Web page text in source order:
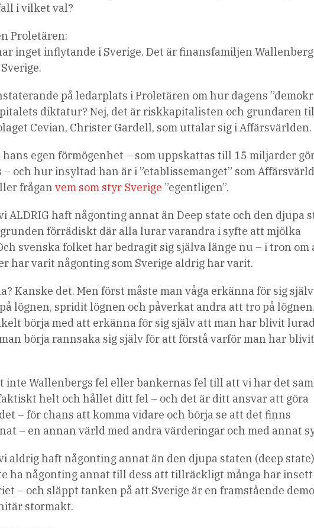
i vilket val?
Proletären:
inget inflytande i Sverige. Det är finansfamiljen
på ledarplats i Proletären om hur dagens
diktatur? Nej, det är riskkapitalisten och grundaren
Cevian, Christer Gardell, som uttalar sig i Affärsvärlden.
hans egen förmögenhet – som uppskattas till 15 miljarder
och hur insyltad han är i ”etablissemanget” som
fråganvem som styr Sverige”egentligen”.
ALDRIG haft någonting annat än Deep state och den djupa
förrädiskt där alla lurar varandra i syfte att mjölka
svenska folket har bedragit sig själva länge nu – i tron om
har varit någonting som Sverige aldrig har varit.
Kanske det. Men först måste man våga erkänna för sig
lögnen, spridit lögnen och påverkat andra att tro på
börja med att erkänna för sig själv att man har blivit
börja rannsaka sig själv för att förstå varför man har blivit
inte Wallenbergs fel eller bankernas fel till att vi har det
helt och hållet ditt fel – och det är ditt ansvar att göra
– för chans att komma vidare och börja se att det finns
– en annan värld med andra värderingar och med annat
aldrig haft någonting annat än den djupa staten (deep
ha någonting annat till dess att tillräckligt många har insett
– och släppt tanken på att Sverige är en framstående
stormakt.